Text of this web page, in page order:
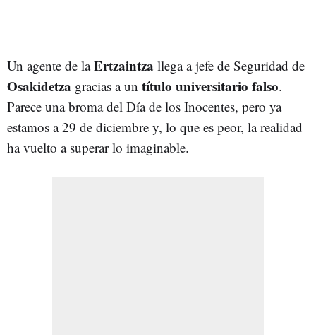
Un agente de laErtzaintza llega a jefe de Seguridad de
Osakidetza gracias a un título universitario falso.
Parece una broma del Día de los Inocentes, pero ya
estamos a 29 de diciembre y, lo que es peor, la realidad
ha vuelto a superar lo imaginable.